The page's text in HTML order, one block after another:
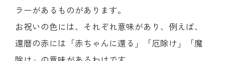
ラーがあるものがあります。
お祝いの色には、それぞれ意味があり、例えば、
還暦の赤には「赤ちゃんに還る」「厄除け」「魔